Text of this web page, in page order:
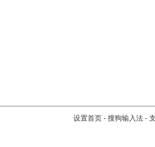
设置首页 - 搜狗输入法 -